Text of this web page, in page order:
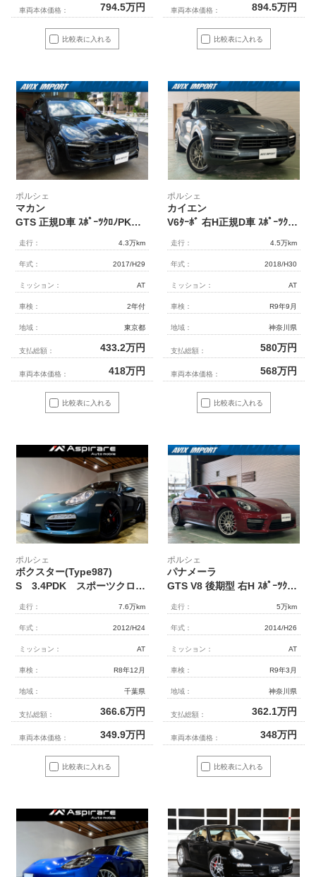
比較表に入れる
車両本体価格： 794.5万円
比較表に入れる
車両本体価格： 894.5万円
比較表に入れる
ポルシェ
マカン
GTS 正規D車 ｽﾎﾟｰﾂｸﾛﾉPKG 赤革 ｼｰﾄﾋｰﾀｰ 3ｿﾞｰﾝAC PCMﾅﾋﾞ Carplay 全周ｶﾒﾗ&PAS ｸﾙｺﾝ&LDW ﾊﾞｲｷｾﾉﾝHL(PDLS付) ｽﾎﾟｰﾂｴｸﾞｿﾞｰｽﾄ PASM 赤ｷｬﾘﾊﾟｰ 純正20AW 禁煙
走行： 4.3万km
年式： 2017/H29
ミッション： AT
車検： 2年付
地域： 東京都
支払総額： 433.2万円
車両本体価格： 418万円
比較表に入れる
ポルシェ
カイエン
V6ﾀｰﾎﾞ 右H正規D車 ｽﾎﾟｰﾂｸﾛﾉPKG ﾊﾟﾉﾗﾐｯｸR 黒革 ｶｰﾎﾞﾝｲﾝﾃﾘｱ&ｽﾃｱﾘﾝｸﾞ(ﾋｰﾀｰ付) ｼｰﾄﾋｰﾀｰ&4ｿﾞｰﾝAC PCMﾅﾋﾞ 全周ｶﾒﾗ＆PAS ACC＆LCA ﾃｨﾝﾃｯﾄﾞLEDﾏﾄﾘ(PDLSﾌﾟﾗｽ付) ｺﾝﾌｫｰﾄA PASMｴｱｻｽ PSCB 純正21ｲﾝﾁAW 禁煙 1ｵｰﾅｰ
走行： 4.5万km
年式： 2018/H30
ミッション： AT
車検： R9年9月
地域： 神奈川県
支払総額： 580万円
車両本体価格： 568万円
比較表に入れる
ポルシェ
ボクスター(Type987)
S 3.4PDK スポーツクロノパッケージ PASM ブラックレザーシート シートヒーター オートエアコン キセノンヘッドライト ホワイトメーター BOSEサウンド グリーンラッピング
走行： 7.6万km
年式： 2012/H24
ミッション： AT
車検： R8年12月
地域： 千葉県
支払総額： 366.6万円
車両本体価格： 349.9万円
比較表に入れる
ポルシェ
パナメーラ
GTS V8 後期型 右H ｽﾎﾟｰﾂｸﾛﾉPKG 専用ｲﾝﾃﾘｱ 全席ｼｰﾄﾋｰﾀｰ 18wayﾊﾟﾜｰｼｰﾄ ｶｰﾎﾞﾝｲﾝﾃﾘｱPKG 純正ﾅﾋﾞ BOSEｻｳﾝﾄﾞ 全周ｶﾒﾗ＆PAS ｸﾙｺﾝ LEDﾍｯﾄﾞﾗｲﾄ(PDLSﾌﾟﾗｽ付) PASMｴｱｻｽ ｽﾎﾟｰﾂｴｸﾞｿﾞｰｽﾄ 赤ｷｬﾘﾊﾟｰ 純正20AW
走行： 5万km
年式： 2014/H26
ミッション： AT
車検： R9年3月
地域： 神奈川県
支払総額： 362.1万円
車両本体価格： 348万円